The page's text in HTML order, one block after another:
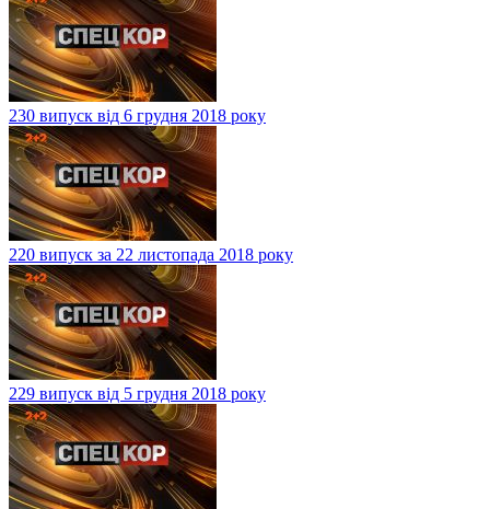
230 випуск від 6 грудня 2018 року
220 випуск за 22 листопада 2018 року
229 випуск від 5 грудня 2018 року